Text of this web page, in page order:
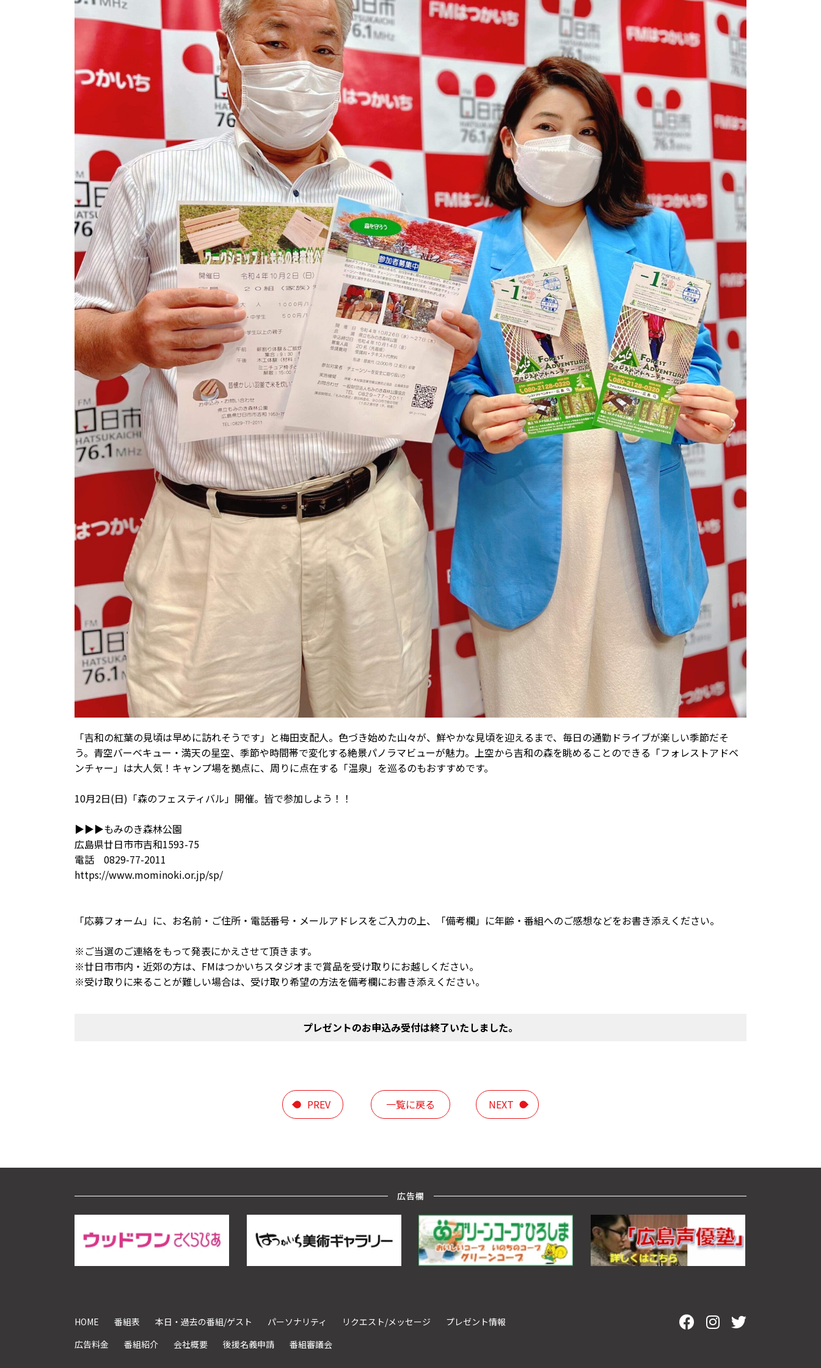
「吉和の紅葉の見頃は早めに訪れそうです」と梅田支配人。色づき始めた山々が、鮮やかな見頃を迎えるまで、毎日の通勤ドライブが楽しい季節だそ
う。青空バーベキュー・満天の星空、季節や時間帯で変化する絶景パノラマビューが魅力。上空から吉和の森を眺めることのできる「フォレストアドベ
ンチャー」は大人気！キャンプ場を拠点に、周りに点在する「温泉」を巡るのもおすすめです。
10月2日(日)「森のフェスティバル」開催。皆で参加しよう！！
▶︎▶︎▶︎もみのき森林公園
広島県廿日市市吉和1593-75
電話 0829-77-2011
https://www.mominoki.or.jp/sp/
「応募フォーム」に、お名前・ご住所・電話番号・メールアドレスをご入力の上、「備考欄」に年齢・番組へのご感想などをお書き添えください。
※ご当選のご連絡をもって発表にかえさせて頂きます。
※廿日市市内・近郊の方は、FMはつかいちスタジオまで賞品を受け取りにお越しください。
※受け取りに来ることが難しい場合は、受け取り希望の方法を備考欄にお書き添えください。
プレゼントのお申込み受付は終了いたしました。
PREV 一覧に戻る NEXT
広告欄
HOME 番組表 本日・過去の番組/ゲスト パーソナリティ リクエスト/メッセージ
プレゼント情報
広告料金
番組紹介 会社概要 後援名義申請 番組審議会